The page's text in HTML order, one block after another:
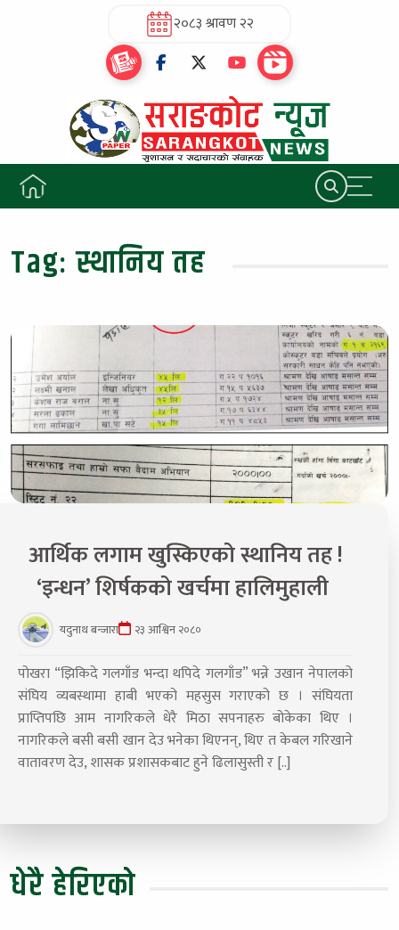
२०८३ श्रावण २२
Tag:स्थानिय तह
आर्थिक लगाम खुस्किएको स्थानिय तह !
‘इन्धन’ शिर्षकको खर्चमा हालिमुहाली
यदुनाथ बन्जारा २३ आश्विन २०८०
पोखरा “झिकिदे गलगाँड भन्दा थपिदे गलगाँड” भन्ने उखान नेपालको
संघिय व्यबस्थामा हाबी भएको महसुस गराएको छ । संघियता
प्राप्तिपछि आम नागरिकले धेरै मिठा सपनाहरु बोकेका थिए ।
नागरिकले बसी बसी खान देउ भनेका थिएनन्, थिए त केबल गरिखाने
वातावरण देउ, शासक प्रशासकबाट हुने ढिलासुस्ती र [..]
धेरै हेरिएको